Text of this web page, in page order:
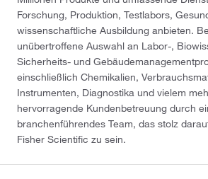
Forschung, Produktion, Testlabors,
wissenschaftliche Ausbildung anbieten.
unübertroffene Auswahl an Labor-,
Sicherheits- und
einschließlich Chemikalien,
Instrumenten, Diagnostika und vielem
hervorragende Kundenbetreuung durch
branchenführendes Team, das stolz
Fisher Scientific zu sein.